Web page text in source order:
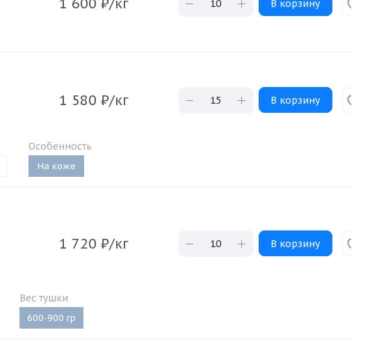
В корзину
1 580 ₽/кг В корзину
Особенность
На коже
1 720 ₽/кг В корзину
Вес тушки
600-900 гр